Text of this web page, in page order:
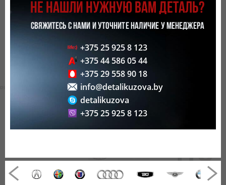
НЕ НАШЛИ НУЖНУЮ ВАМ ДЕТАЛЬ?
СВЯЖИТЕСЬ С НАМИ И УТОЧНИТЕ НАЛИЧИЕ У МЕНЕДЖЕРА
+375 25 925 8 123
+375 44 586 05 44
+375 29 558 90 18
info@detalikuzova.by
detalikuzova
+375 25 925 8 123